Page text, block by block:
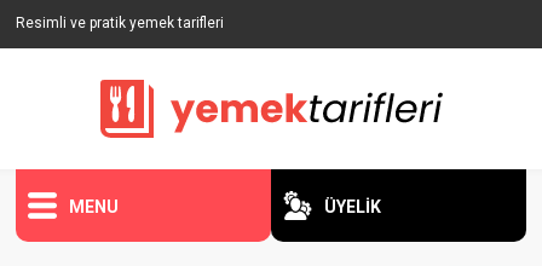
Resimli ve pratik yemek tarifleri
MENU ÜYELİK